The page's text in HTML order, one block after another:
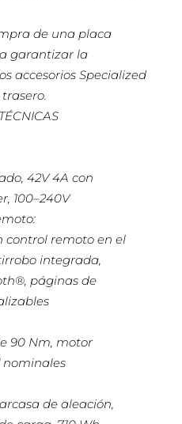
de una placa
garantizar la
accesorios Specialized
42V 4A con
100–240V
control remoto en el
integrada,
páginas de
90 Nm, motor
nominales
de aleación,